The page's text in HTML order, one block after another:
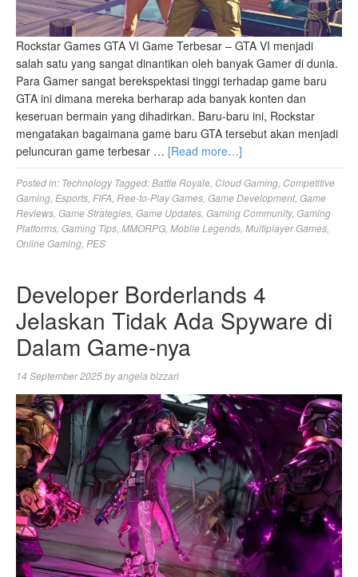
Rockstar Games GTA VI Game Terbesar – GTA VI menjadi
salah satu yang sangat dinantikan oleh banyak Gamer di dunia.
Para Gamer sangat berekspektasi tinggi terhadap game baru
GTA ini dimana mereka berharap ada banyak konten dan
keseruan bermain yang dihadirkan. Baru-baru ini, Rockstar
mengatakan bagaimana game baru GTA tersebut akan menjadi
peluncuran game terbesar … [Read more…]
Posted in: Technology Tagged:Battle Royale Cloud Gaming Competitive
Gaming Esports FIFA Free-to-Play Games Game Development, Game
Reviews Game Strategies Game Updates Gaming Community, Gaming
Platforms Gaming Tips MMORPG Mobile Legends Multiplayer Games
Online Gaming PES
Developer Borderlands 4
Jelaskan Tidak Ada Spyware di
Dalam Game-nya
14 September 2025byangela bizzari